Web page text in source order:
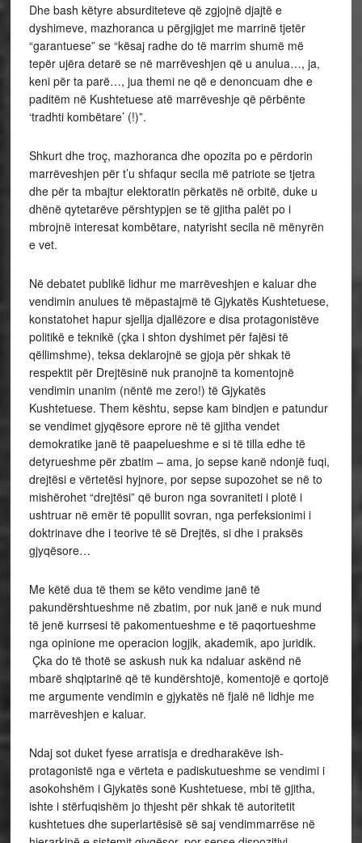
Dhe bash këtyre absurditeteve që zgjojnë djajtë e
dyshimeve, mazhoranca u përgjigjet me marrinë tjetër
“garantuese” se “kësaj radhe do të marrim shumë më
tepër ujëra detarë se në marrëveshjen që u anulua…, ja,
keni për ta parë…, jua themi ne që e denoncuam dhe e
paditëm në Kushtetuese atë marrëveshje që përbënte
‘tradhti kombëtare’ (!)”.
Shkurt dhe troç, mazhoranca dhe opozita po e përdorin
marrëveshjen për t’u shfaqur secila më patriote se tjetra
dhe për ta mbajtur elektoratin përkatës në orbitë, duke u
dhënë qytetarëve përshtypjen se të gjitha palët po i
mbrojnë interesat kombëtare, natyrisht secila në mënyrën
e vet.
Në debatet publikë lidhur me marrëveshjen e kaluar dhe
vendimin anulues të mëpastajmë të Gjykatës Kushtetuese,
konstatohet hapur sjellja djallëzore e disa protagonistëve
politikë e teknikë (çka i shton dyshimet për fajësi të
qëllimshme), teksa deklarojnë se gjoja për shkak të
respektit për Drejtësinë nuk pranojnë ta komentojnë
vendimin unanim (nëntë me zero!) të Gjykatës
Kushtetuese. Them kështu, sepse kam bindjen e patundur
se vendimet gjyqësore eprore në të gjitha vendet
demokratike janë të paapelueshme e si të tilla edhe të
detyrueshme për zbatim – ama, jo sepse kanë ndonjë fuqi,
drejtësi e vërtetësi hyjnore, por sepse supozohet se në to
mishërohet “drejtësi” që buron nga sovraniteti i plotë i
ushtruar në emër të popullit sovran, nga perfeksionimi i
doktrinave dhe i teorive të së Drejtës, si dhe i praksës
gjyqësore…
Me këtë dua të them se këto vendime janë të
pakundërshtueshme në zbatim, por nuk janë e nuk mund
të jenë kurrsesi të pakomentueshme e të paqortueshme
nga opinione me operacion logjik, akademik, apo juridik.
Çka do të thotë se askush nuk ka ndaluar askënd në
mbarë shqiptarinë që të kundërshtojë, komentojë e qortojë
me argumente vendimin e gjykatës në fjalë në lidhje me
marrëveshjen e kaluar.
Ndaj sot duket fyese arratisja e dredharakëve ish-
protagonistë nga e vërteta e padiskutueshme se vendimi i
asokohshëm i Gjykatës sonë Kushtetuese, mbi të gjitha,
ishte i stërfuqishëm jo thjesht për shkak të autoritetit
kushtetues dhe superlartësisë së saj vendimmarrëse në